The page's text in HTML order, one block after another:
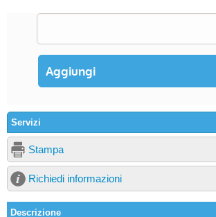
Servizi
Stampa
Richiedi informazioni
Descrizione